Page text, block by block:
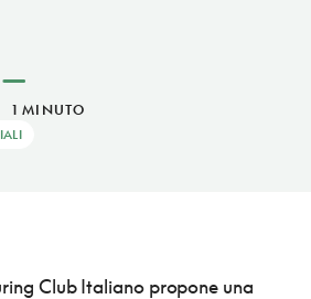
1 MINUTO
Club Italiano propone una